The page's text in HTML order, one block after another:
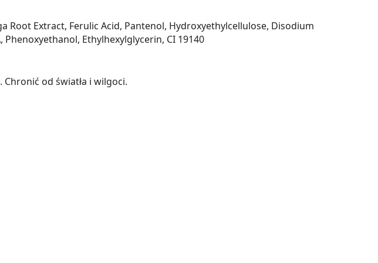
Root Extract, Ferulic Acid, Pantenol, Hydroxyethylcellulose, Disodium
Ethylhexylglycerin, CI 19140
od światła i wilgoci.